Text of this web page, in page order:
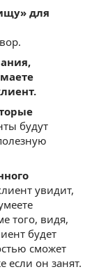
для
будут
увидит,
того, видя,
будет
сможет
если он занят.